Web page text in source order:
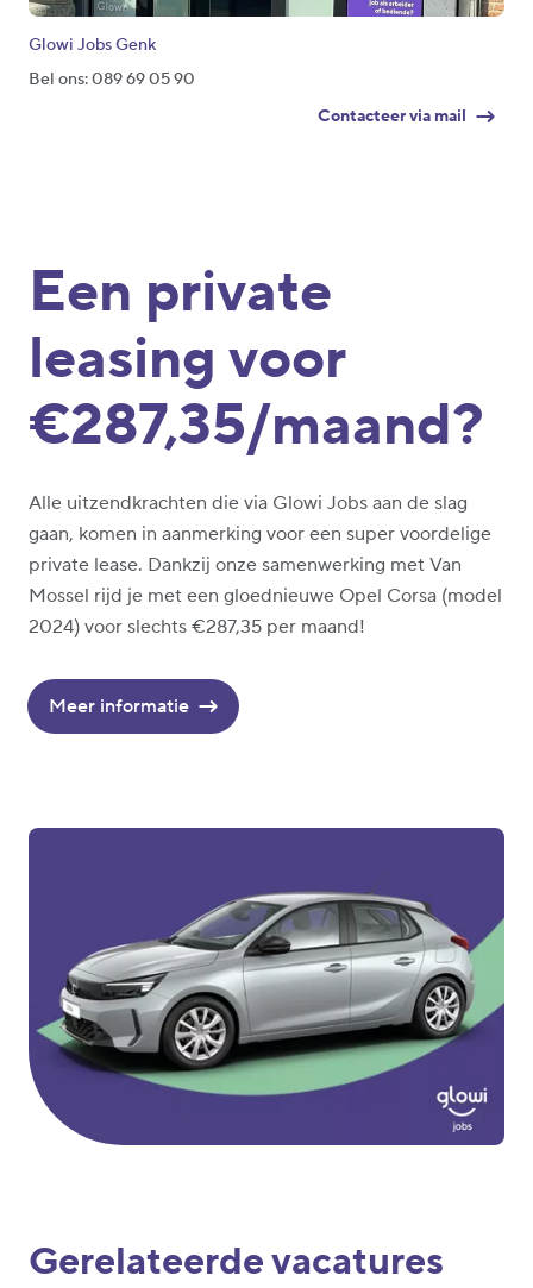
Glowi Jobs Genk
Bel ons: 089 69 05 90
Contacteer via mail
Een private
leasing voor
€287,35/maand?
Alle uitzendkrachten die via Glowi Jobs aan de slag
gaan, komen in aanmerking voor een super voordelige
private lease. Dankzij onze samenwerking met Van
Mossel rijd je met een gloednieuwe Opel Corsa (model
2024) voor slechts €287,35 per maand!
Meer informatie
Gerelateerde vacatures